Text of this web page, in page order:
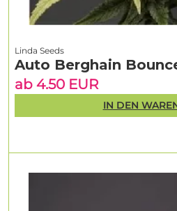
Linda Seeds
Auto Berghain
ab 4.50 EUR
IN DEN